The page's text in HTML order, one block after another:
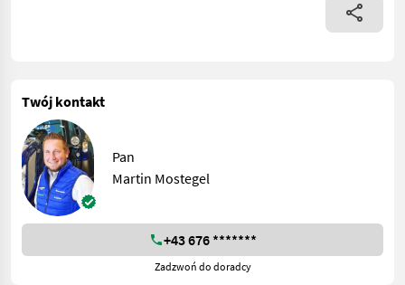
Twój kontakt
Pan
Martin Mostegel
+43 676 *******
Zadzwoń do doradcy